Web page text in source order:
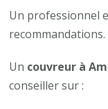
Un professionnel
recommandations.
Un couvreur à
conseiller sur :